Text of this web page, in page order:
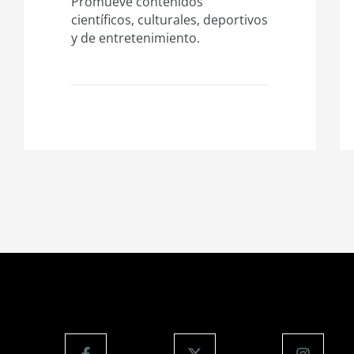
científicos, culturales, deportivos
y de entretenimiento.